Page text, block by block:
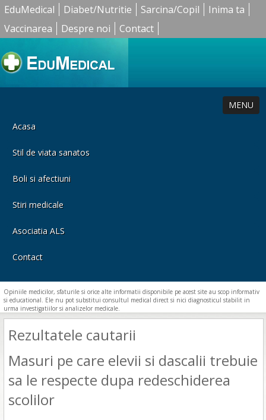
EduMedical Diabet/Nutritie Sarcina/Copil
Inima ta
Vaccinarea
Despre noi Contact
MENU
Acasa
Stil de viata sanatos
Boli si afectiuni
Stiri medicale
Asociatia ALS
Contact
Opiniile medicilor, sfaturile si orice alte informatii disponibile pe acest site au scop informativ
si educational. Ele nu pot substitui consultul medical direct si nici diagnosticul stabilit in
urma investigatiilor si analizelor medicale.
Rezultatele cautarii
Masuri pe care elevii si dascalii trebuie
sa le respecte dupa redeschiderea
scolilor